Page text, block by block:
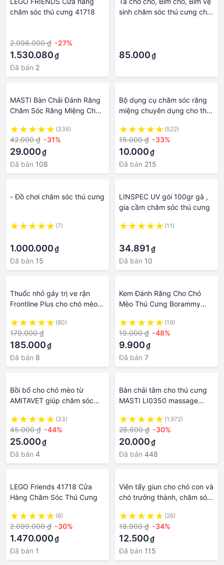
chăm sóc thú cưng 41718
2.096.000 ₫ -27%
1.530.080₫
Đã bán 2
sinh chăm sóc thú cưng cho
85.000₫
MASTI Bàn Chải Đánh Răng
Chăm Sóc Răng Miệng Cho
(336)
42.000 ₫ -31%
29.000₫
Đã bán 108
Bộ dụng cụ chăm sóc răng
miệng chuyên dụng cho thú
kem đánh răng và xịt miệng
cho chó mèo
(522)
15.000 ₫ -33%
10.000₫
Đã bán 215
- Đồ chơi chăm sóc thú cưng
(7)
1.000.000₫
Đã bán 15
LINSPEC UV gói 100gr gà ,
gia cầm chăm sóc thú cưng
(11)
34.891 ₫
Đã bán 10
Thuốc nhỏ gáy trị ve rận
Frontline Plus cho chó mèo -
CƯNG
(80)
179.000 ₫
185.000₫
Đã bán 8
Kem Đánh Răng Cho Chó
Mèo Thú Cưng Borammy
Miệng Cho Mèo Hiệu Quả
(19)
19.000 ₫ -48%
9.900₫
Đã bán 7
Bồi bổ cho chó mèo từ
AMITAVET giúp chăm sóc
súc đề kháng bổ gan với 9
sản phẩm hộp 35g
(33)
45.000 ₫ -44%
25.000₫
Đã bán 4
Bàn chải tắm cho thú cưng
MASTI LI0350 massage
tiện dụng
(1.972)
28.600 ₫ -30%
20.000₫
Đã bán 448
LEGO Friends 41718 Cửa
Hàng Chăm Sóc Thú Cưng
(6)
2.099.000 ₫ -30%
1.470.000₫
Đã bán 1
Viên tẩy giun cho chó con và
chó trưởng thành, chăm sóc
(26)
18.900 ₫ -34%
12.500₫
Đã bán 115